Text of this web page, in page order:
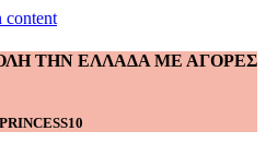
content
ΤΗΝ ΕΛΛΑΔΑ ΜΕ ΑΓΟΡΕΣ